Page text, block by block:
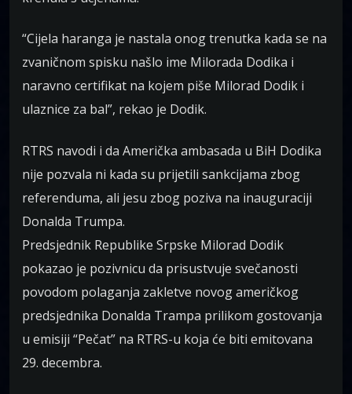
“Cijela haranga je nastala onog trenutka kada se na
zvaničnom spisku našlo ime Milorada Dodika i
naravno certifikat na kojem piše Milorad Dodik i
ulaznice za bal”, rekao je Dodik.
RTRS navodi i da Američka ambasada u BiH Dodika
nije pozvala ni kada su prijetili sankcijama zbog
referenduma, ali jesu zbog poziva na inauguraciji
Donalda Trumpa.
Predsjednik Republike Srpske Milorad Dodik
pokazao je pozivnicu da prisustvuje svečanosti
povodom polaganja zakletve novog američkog
predsjednika Donalda Trampa prilikom gostovanja
u emisiji “Pečat” na RTRS-u koja će biti emitovana
29. decembra.